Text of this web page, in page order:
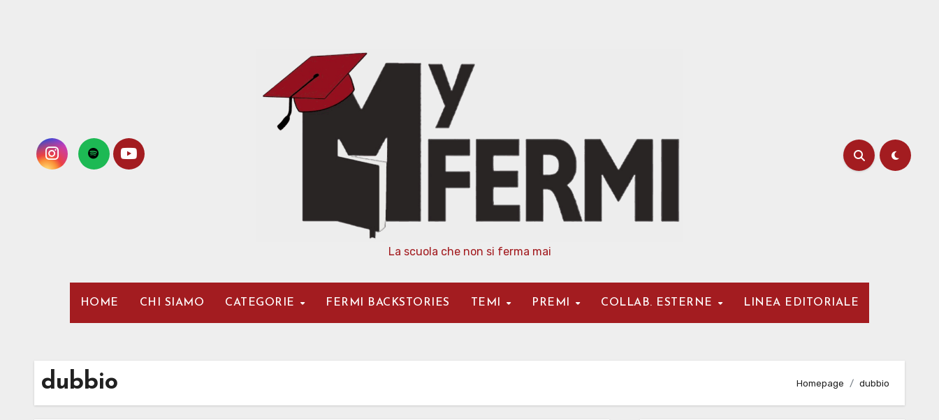
La scuola che non si ferma mai
HOME CHI SIAMO CATEGORIE FERMI BACKSTORIES TEMI PREMI COLLAB. ESTERNE LINEA EDITORIALE
dubbio Homepage dubbio